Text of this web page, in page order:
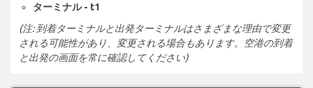
ターミナル - t1
(注: 到着ターミナルと出発ターミナルはさまざまな理由で変更
される可能性があり、変更される場合もあります。空港の到着
と出発の画面を常に確認してください)